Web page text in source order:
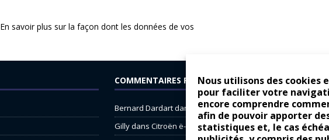
Nous utilisons des cookies
pour faciliter votre
encore comprendre
afin de pouvoir apporter
statistiques et, le cas
En savoir plus sur la façon dont les données de vos
COMMENTAIRES RÉCENTS
Bernard Dardartdans
Dacia Sandero : pour les gens vrais
Gillydans Citroën ë-C3 : la révolution a commencé